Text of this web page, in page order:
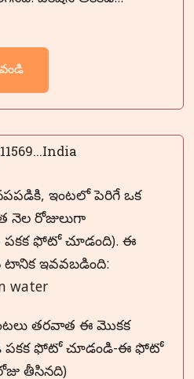
11569...India
ఇంటలో పెరిగే ఒక
నెల రోజులుగా
ఫోటో చూడంది). ఈ
టానిక ఇవవబడింది:
water
తరవాత ఈ మొకక
పకక ఫోటో చూడండి-ఈ ఫోటో
తీసినది)